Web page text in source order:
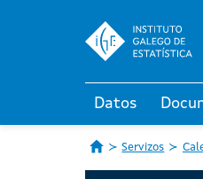
Datos
Servizos